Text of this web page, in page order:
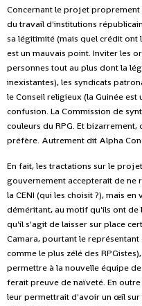
Concernant le projet
du travail d'institutions
sa légitimité (mais quel crédit ont
est un mauvais point. Inviter les
personnes tout au plus dont la
inexistantes), les syndicats
le Conseil religieux (la Guinée
confusion. La Commission de
couleurs du RPG. Et
préfère. Autrement dit Alpha
En fait, les tractations sur le
gouvernement accepterait de ne
la CENI (qui les choisit ?), mais
déméritant, au motif qu'ils ont de
qu'il s'agit de laisser sur place
Camara, pourtant le
comme le plus zélé des
permettre à la nouvelle équipe
ferait preuve de naïveté. En
leur permettrait d'avoir un œil sur